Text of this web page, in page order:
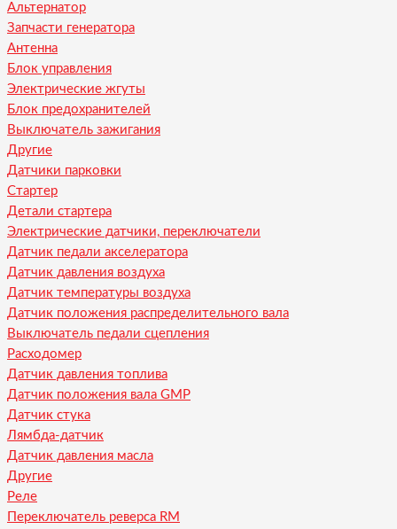
Альтернатор
Запчасти генератора
Антенна
Блок управления
Электрические жгуты
Блок предохранителей
Выключатель зажигания
Другие
Датчики парковки
Стартер
Детали стартера
Электрические датчики, переключатели
Датчик педали акселератора
Датчик давления воздуха
Датчик температуры воздуха
Датчик положения распределительного вала
Выключатель педали сцепления
Расходомер
Датчик давления топлива
Датчик положения вала GMP
Датчик стука
Лямбда-датчик
Датчик давления масла
Другие
Реле
Переключатель реверса RM